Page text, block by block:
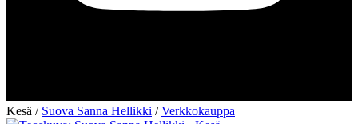
Kesä / Suova Sanna Hellikki /Verkkokauppa